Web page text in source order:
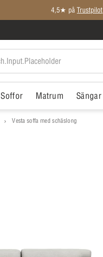
4,5★ påTrustpilot
Soffor Matrum Sängar
Vesta soffa med schäslong